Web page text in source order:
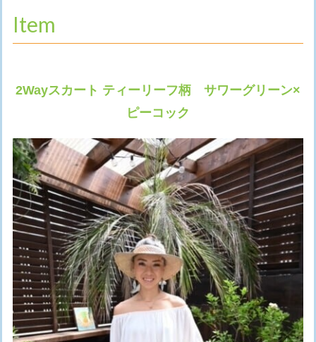
Item
2Wayスカート ティーリーフ柄 サワーグリーン×
ピーコック